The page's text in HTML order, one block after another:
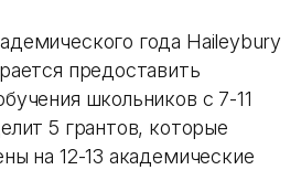
года Haileybury
предоставить
школьников с 7-11
5 грантов, которые
на 12-13 академические